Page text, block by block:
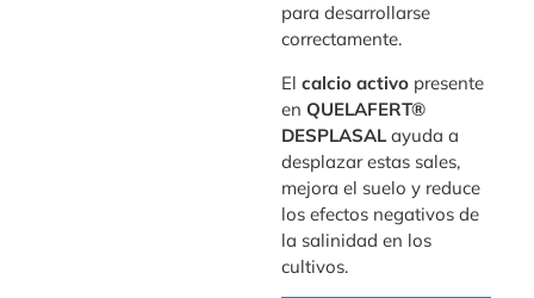
para desarrollarse
correctamente.
Elcalcio activo presente
enQUELAFERT®
DESPLASAL ayuda a
desplazar estas sales,
mejora el suelo y reduce
los efectos negativos de
la salinidad en los
cultivos.